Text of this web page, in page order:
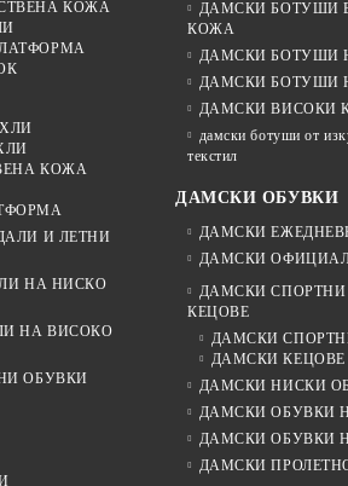
КОЖА
КОЖА
И ЛЕТНИ
НА НИСКО
НА ВИСОКО
ОБУВКИ
ДАМСКИ БОТУШИ
КОЖА
ДАМСКИ БОТУШИ
ДАМСКИ БОТУШИ
ДАМСКИ ВИСОКИ
дамски ботуши от
текстил
ДАМСКИ ОБУВКИ
ДАМСКИ
ДАМСКИ
ДАМСКИ СПОРТНИ
КЕЦОВЕ
ДАМСКИ
ДАМСКИ КЕЦОВЕ
ДАМСКИ НИСКИ
ДАМСКИ ОБУВКИ
ДАМСКИ ОБУВКИ
ДАМСКИ